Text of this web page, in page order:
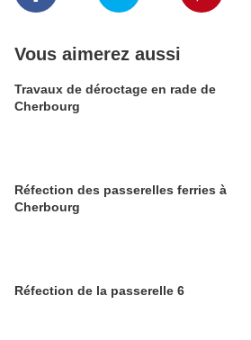
Vous aimerez aussi
Travaux de déroctage en rade de
Cherbourg
Réfection des passerelles ferries à
Cherbourg
Réfection de la passerelle 6